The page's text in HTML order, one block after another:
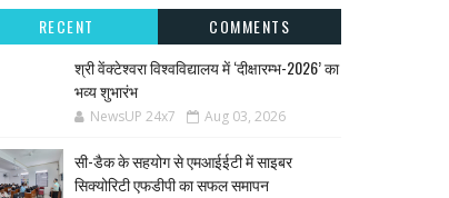
RECENT
COMMENTS
श्री वेंक्टेश्वरा विश्वविद्यालय में ‘दीक्षारम्भ-2026’ का
भव्य शुभारंभ
NewsUP 24x7 Aug 03, 2026
सी-डैक के सहयोग से एमआईईटी में साइबर
सिक्योरिटी एफडीपी का सफल समापन